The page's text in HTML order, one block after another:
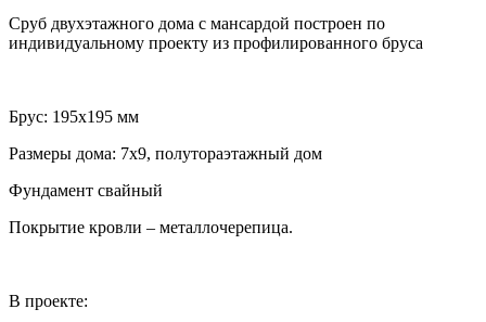
Сруб двухэтажного дома с мансардой построен по
индивидуальному проекту из профилированного бруса
Брус: 195х195 мм
Размеры дома: 7х9, полутораэтажный дом
Фундамент свайный
Покрытие кровли – металлочерепица.
В проекте: